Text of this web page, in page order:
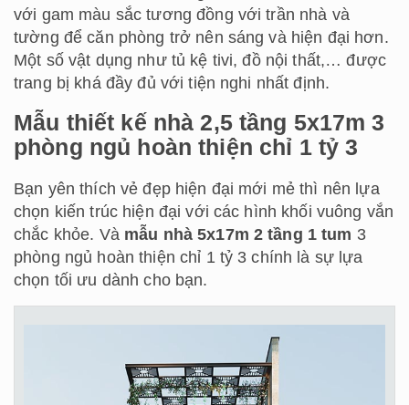
với gam màu sắc tương đồng với trần nhà và
tường để căn phòng trở nên sáng và hiện đại hơn.
Một số vật dụng như tủ kệ tivi, đồ nội thất,… được
trang bị khá đầy đủ với tiện nghi nhất định.
Mẫu thiết kế nhà 2,5 tầng 5x17m 3
phòng ngủ hoàn thiện chỉ 1 tỷ 3
Bạn yên thích vẻ đẹp hiện đại mới mẻ thì nên lựa
chọn kiến trúc hiện đại với các hình khối vuông vắn
chắc khỏe. Và mẫu nhà 5x17m 2 tầng 1 tum 3
phòng ngủ hoàn thiện chỉ 1 tỷ 3 chính là sự lựa
chọn tối ưu dành cho bạn.